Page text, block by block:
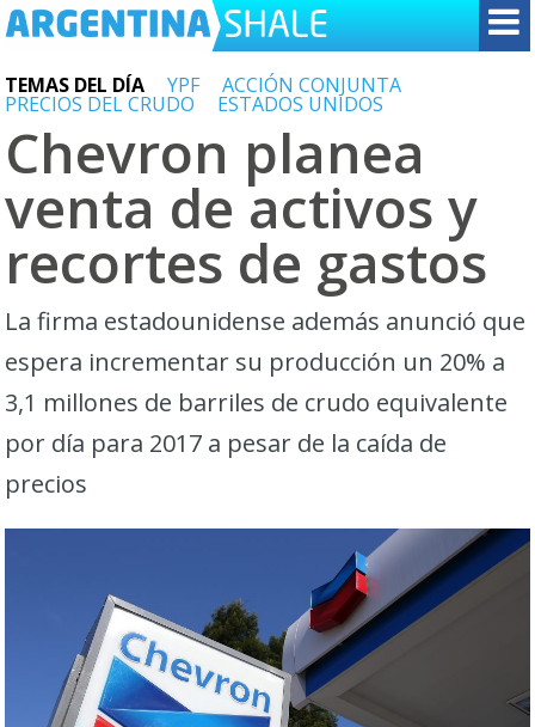
TEMAS DEL DÍA YPF ACCIÓN CONJUNTA
PRECIOS DEL CRUDO ESTADOS UNIDOS
Chevron planea
venta de activos y
recortes de gastos
La firma estadounidense además anunció que
espera incrementar su producción un 20% a
3,1 millones de barriles de crudo equivalente
por día para 2017 a pesar de la caída de
precios